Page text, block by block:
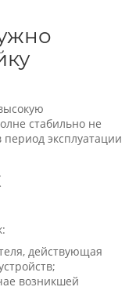
стабильно не
эксплуатации
действующая
возникшей